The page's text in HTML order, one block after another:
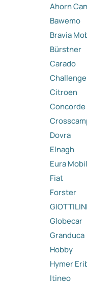
Ahorn
Bawemo
Bravia
Bürstner
Carado
Citroen
Concorde
Dovra
Elnagh
Eura Mobil
Fiat
Forster
Globecar
Granduca
Hobby
Hymer
Itineo